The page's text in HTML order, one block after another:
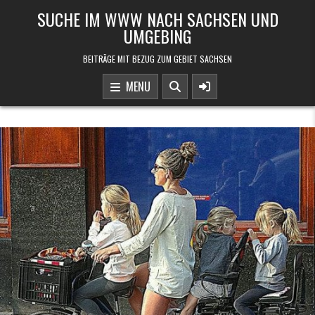
SUCHE IM WWW NACH SACHSEN UND
UMGEBING
BEITRÄGE MIT BEZUG ZUM GEBIET SACHSEN
MENU